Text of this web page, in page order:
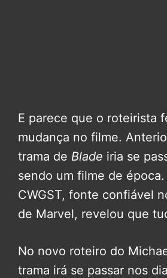
E parece que o roteirista
mudança no filme.
trama de Blade iria se
sendo um filme de
CWGST, fonte confiável
de Marvel, revelou que
No novo roteiro do
trama irá se passar nos